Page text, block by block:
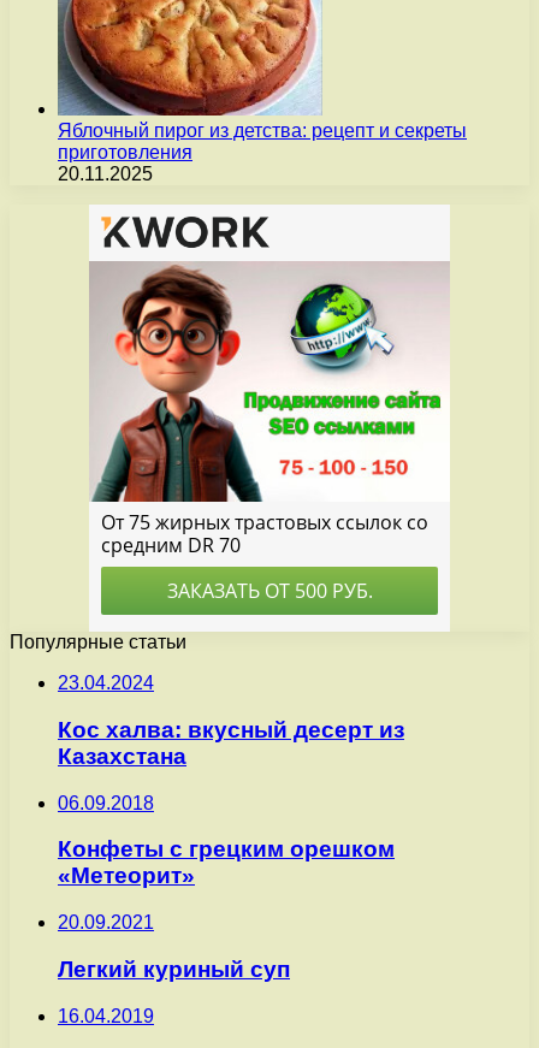
Яблочный пирог из детства: рецепт и секреты
приготовления
20.11.2025
Популярные статьи
23.04.2024
Кос халва: вкусный десерт из
Казахстана
06.09.2018
Конфеты с грецким орешком
«Метеорит»
20.09.2021
Легкий куриный суп
16.04.2019